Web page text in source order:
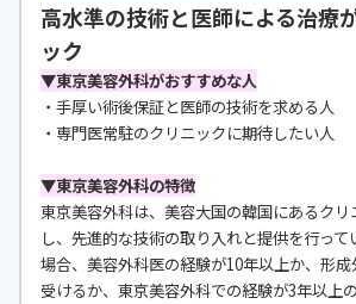
高水準の技術と医師による治療
ック
▼東京美容外科がおすすめな人
・手厚い術後保証と医師の技術を求める人
・専門医常駐のクリニックに期待したい人
▼東京美容外科の特徴
東京美容外科は、美容大国の韓国にあるク
し、先進的な技術の取り入れと提供を行って
場合、美容外科医の経験が10年以上か、形
受けるか、東京美容外科での経験が3年以上